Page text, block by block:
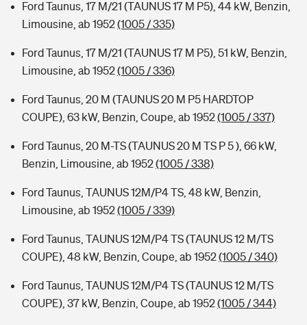
Ford Taunus, 17 M/21 (TAUNUS 17 M P5), 44 kW, Benzin,
Limousine, ab 1952(1005 / 335)
Ford Taunus, 17 M/21 (TAUNUS 17 M P5), 51 kW, Benzin,
Limousine, ab 1952(1005 / 336)
Ford Taunus, 20 M (TAUNUS 20 M P5 HARDTOP
COUPE), 63 kW, Benzin, Coupe, ab 1952(1005 / 337)
Ford Taunus, 20 M-TS (TAUNUS 20 M TS P 5 ), 66 kW,
Benzin, Limousine, ab 1952(1005 / 338)
Ford Taunus, TAUNUS 12M/P4 TS, 48 kW, Benzin,
Limousine, ab 1952(1005 / 339)
Ford Taunus, TAUNUS 12M/P4 TS (TAUNUS 12 M/TS
COUPE), 48 kW, Benzin, Coupe, ab 1952(1005 / 340)
Ford Taunus, TAUNUS 12M/P4 TS (TAUNUS 12 M/TS
COUPE), 37 kW, Benzin, Coupe, ab 1952(1005 / 344)